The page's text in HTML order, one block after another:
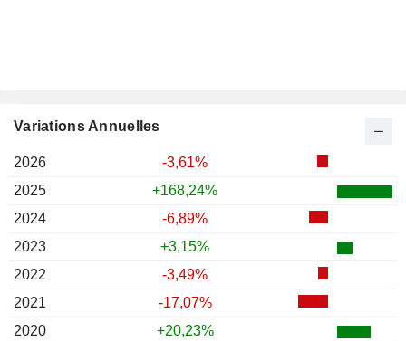
Variations Annuelles
2026
-3,61%
2025
+168,24%
2024
-6,89%
2023
+3,15%
2022
-3,49%
2021
-17,07%
2020
+20,23%